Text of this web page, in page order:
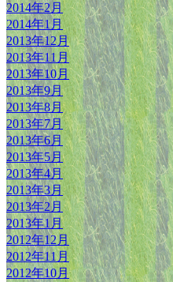
2014年2月
2014年1月
2013年12月
2013年11月
2013年10月
2013年9月
2013年8月
2013年7月
2013年6月
2013年5月
2013年4月
2013年3月
2013年2月
2013年1月
2012年12月
2012年11月
2012年10月